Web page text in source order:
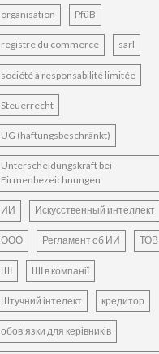
organisation PfüB
registre du commerce sarl
société à responsabilité limitée
Steuerrecht
UG (haftungsbeschränkt)
Unterscheidungskraft bei
Firmenbezeichnungen
ИИ Искусственный интеллект
ООО Регламент об ИИ ТОВ
ШІ ШІ в компанії
Штучний інтелект кредитор
обов’язки для керівників